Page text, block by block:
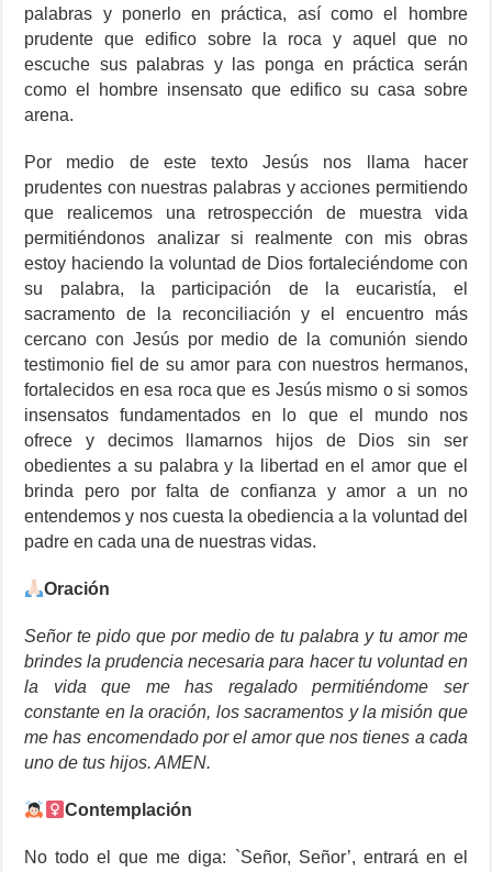
palabras y ponerlo en práctica, así como el hombre
prudente que edifico sobre la roca y aquel que no
escuche sus palabras y las ponga en práctica serán
como el hombre insensato que edifico su casa sobre
arena.
Por medio de este texto Jesús nos llama hacer
prudentes con nuestras palabras y acciones permitiendo
que realicemos una retrospección de muestra vida
permitiéndonos analizar si realmente con mis obras
estoy haciendo la voluntad de Dios fortaleciéndome con
su palabra, la participación de la eucaristía, el
sacramento de la reconciliación y el encuentro más
cercano con Jesús por medio de la comunión siendo
testimonio fiel de su amor para con nuestros hermanos,
fortalecidos en esa roca que es Jesús mismo o si somos
insensatos fundamentados en lo que el mundo nos
ofrece y decimos llamarnos hijos de Dios sin ser
obedientes a su palabra y la libertad en el amor que el
brinda pero por falta de confianza y amor a un no
entendemos y nos cuesta la obediencia a la voluntad del
padre en cada una de nuestras vidas.
Oración
Señor te pido que por medio de tu palabra y tu amor me
brindes la prudencia necesaria para hacer tu voluntad en
la vida que me has regalado permitiéndome ser
constante en la oración, los sacramentos y la misión que
me has encomendado por el amor que nos tienes a cada
uno de tus hijos. AMEN.
Contemplación
No todo el que me diga: `Señor, Señor’, entrará en el